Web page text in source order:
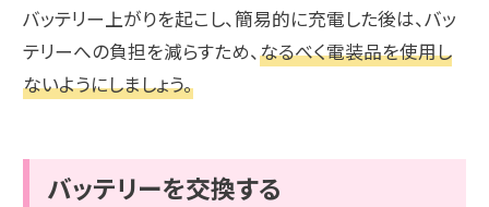
バッテリー上がりを起こし、簡易的に充電した後は、バッ
テリーへの負担を減らすため、なるべく電装品を使用し
ないようにしましょう。
バッテリーを交換する